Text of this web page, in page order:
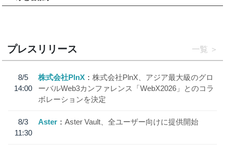
プレスリリース 一覧
8/5
14:00
株式会社PlnX
株式会社PlnX、アジア最大級のグロ
ーバルWeb3カンファレンス「WebX2026」とのコラ
ボレーションを決定
8/3
11:30
Aster Aster Vault、全ユーザー向けに提供開始